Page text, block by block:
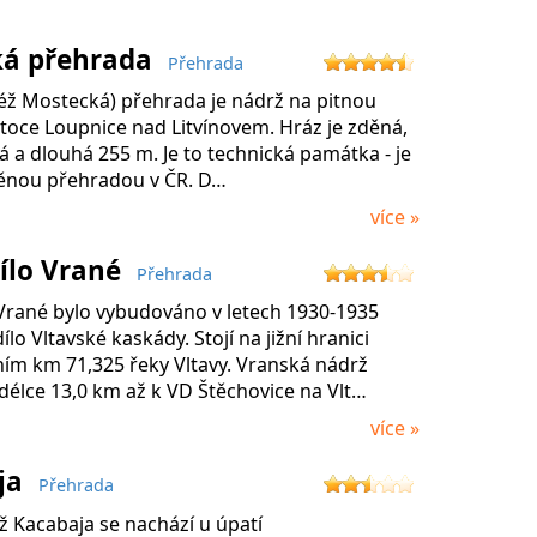
přehrada Přehrada
Mostecká) přehrada je nádrž na pitnou
Loupnice nad Litvínovem. Hráz je zděná,
a dlouhá 255 m. Je to technická památka - je
přehradou v ČR. D…
více »
Vrané Přehrada
bylo vybudováno v letech 1930-1935
Vltavské kaskády. Stojí na jižní hranici
km 71,325 řeky Vltavy. Vranská nádrž
13,0 km až k VD Štěchovice na Vlt…
více »
Přehrada
Kacabaja se nachází u úpatí